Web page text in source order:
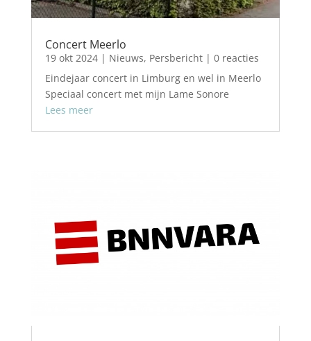
Concert Meerlo
19 okt 2024| Nieuws, Persbericht| 0 reacties
Eindejaar concert in Limburg en wel in Meerlo
Speciaal concert met mijn Lame Sonore
Lees meer